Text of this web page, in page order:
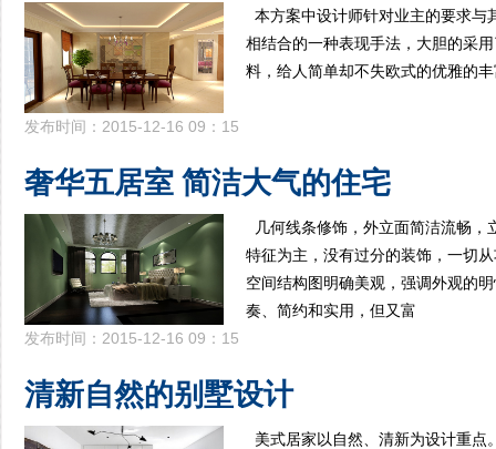
本方案中设计师针对业主的要求与
相结合的一种表现手法，大胆的采
料，给人简单却不失欧式的优雅的
发布时间：2015-12-16 09：15
奢华五居室 简洁大气的住宅
几何线条修饰，外立面简洁流畅
特征为主，没有过分的装饰，一切
空间结构图明确美观，强调外观的
奏、简约和实用，但又富
发布时间：2015-12-16 09：15
清新自然的别墅设计
美式居家以自然、清新为设计重点